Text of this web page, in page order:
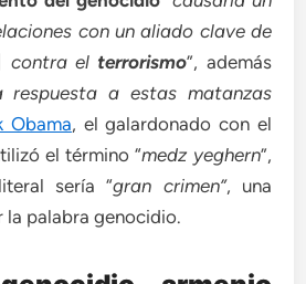
con un aliado clave de
contra el terrorismo”, además
respuesta a estas matanzas
Obama, el galardonado con el
el término “medz yeghern”,
sería “gran crimen”, una
palabra genocidio.